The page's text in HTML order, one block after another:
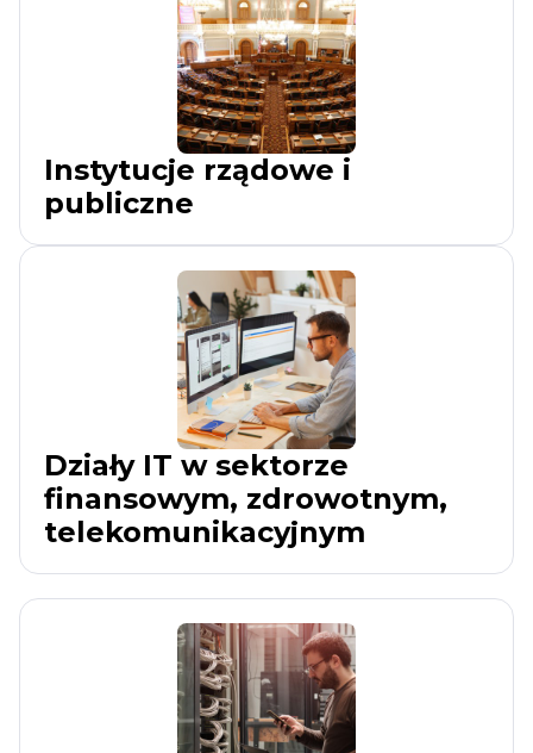
Instytucje rządowe i
publiczne
Działy IT w sektorze
finansowym, zdrowotnym,
telekomunikacyjnym